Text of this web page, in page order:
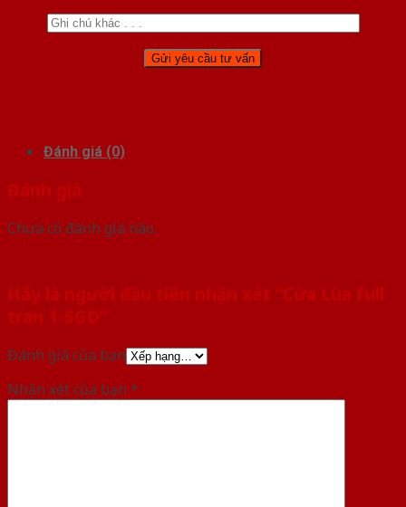
Đánh giá (0)
Đánh giá
Chưa có đánh giá nào.
Hãy là người đầu tiên nhận xét “Cửa Lùa full
tran 1-SGD”
Đánh giá của bạn
Nhận xét của bạn *